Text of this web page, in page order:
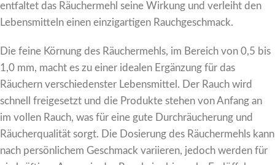
entfaltet das Räuchermehl seine Wirkung und verleiht den
Lebensmitteln einen einzigartigen Rauchgeschmack.
Die feine Körnung des Räuchermehls, im Bereich von 0,5 bis
1,0 mm, macht es zu einer idealen Ergänzung für das
Räuchern verschiedenster Lebensmittel. Der Rauch wird
schnell freigesetzt und die Produkte stehen von Anfang an
im vollen Rauch, was für eine gute Durchräucherung und
Räucherqualität sorgt. Die Dosierung des Räuchermehls kann
nach persönlichem Geschmack variieren, jedoch werden für